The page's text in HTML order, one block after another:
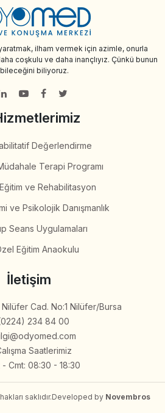
ilham vermek için azimle, onurla
coşkulu ve daha inançlıyız. Çünkü bunun
biliyoruz.
Değerlendirme
Terapi Programı
ve Rehabilitasyon
ve Psikolojik Danışmanlık
Seans Uygulamaları
Eğitim Anaokulu
İletişim
Cad. No:1 Nilüfer/Bursa
234 84 00
Saatlerimiz
- Cmt: 08:30 - 18:30
saklıdır.Developed by Novembros